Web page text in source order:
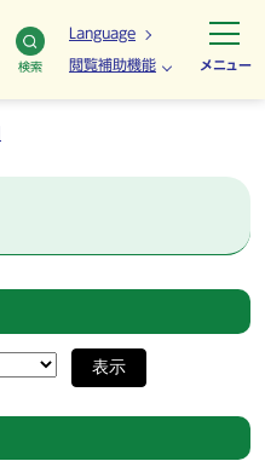
検索
Language
閲覧補助機能 メニュー
表示